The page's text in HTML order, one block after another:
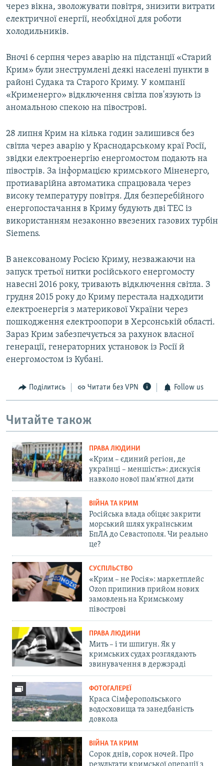
через вікна, зволожувати повітря, знизити витрати
електричної енергії, необхідної для роботи
холодильників.
Вночі 6 серпня через аварію на підстанції «Старий
Крим» були знеструмлені деякі населені пункти в
районі Судака та Старого Криму. У компанії
«Крименерго» відключення світла пов'язують із
аномальною спекою на півострові.
28 липня Крим на кілька годин залишився без
світла через аварію у Краснодарському краї Росії,
звідки електроенергію енергомостом подають на
півострів. За інформацією кримського Міненерго,
протиаварійна автоматика спрацювала через
високу температуру повітря. Для безперебійного
енергопостачання в Криму будують дві ТЕС із
використанням незаконно ввезених газових турбін
Siemens.
В анексованому Росією Криму, незважаючи на
запуск третьої нитки російського енергомосту
навесні 2016 року, тривають відключення світла. З
грудня 2015 року до Криму перестала надходити
електроенергія з материкової України через
пошкодження електроопори в Херсонській області.
Зараз Крим забезпечується за рахунок власної
генерації, генераторних установок із Росії й
енергомостом із Кубані.
Поділитись Читати без VPN Follow us
Читайте також
ПРАВА ЛЮДИНИ
«Крим – єдиний регіон, де
українці – меншість»: дискусія
навколо нової пам'ятної дати
ВІЙНА ТА КРИМ
Російська влада обіцяє закрити
морський шлях українським
БпЛА до Севастополя. Чи реально
це?
СУСПІЛЬСТВО
«Крим – не Росія»: маркетплейс
Ozon припинив прийом нових
замовлень на Кримському
півострові
ПРАВА ЛЮДИНИ
Мить – і ти шпигун. Як у
кримських судах розглядають
звинувачення в держзраді
ФОТОГАЛЕРЕЇ
Краса Сімферопольського
водосховища та занедбаність
довкола
ВІЙНА ТА КРИМ
Сорок днів, сорок ночей. Про